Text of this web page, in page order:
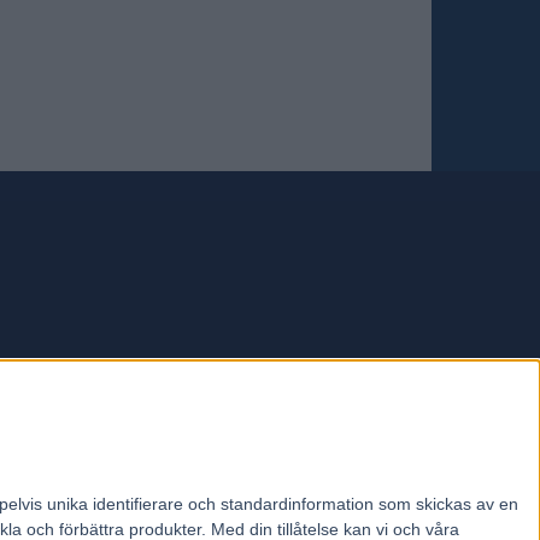
unika identifierare och standardinformation som skickas av en
och förbättra produkter. Med din tillåtelse kan vi och våra